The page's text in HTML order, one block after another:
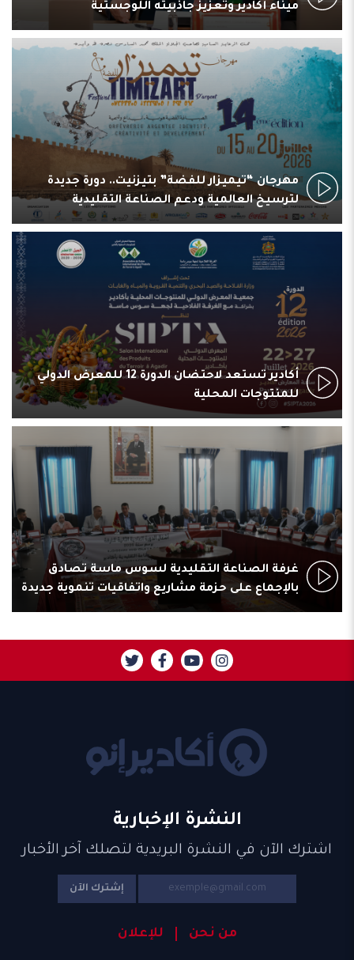
ميناء أكادير وتعزيز جاذبيته اللوجستية
مهرجان “تيميزار للفضة” بتيزنيت.. دورة جديدة
لترسيخ العالمية ودعم الصناعة التقليدية
أكادير تستعد لاحتضان الدورة 12 للمعرض الدولي
للمنتوجات المحلية
غرفة الصناعة التقليدية لسوس ماسة تصادق
بالإجماع على حزمة مشاريع واتفاقيات تنموية جديدة
النشرة الإخبارية
اشترك الآن في النشرة البريدية لتصلك آخر الأخبار
إشترك الآن
من نحن للإعلان